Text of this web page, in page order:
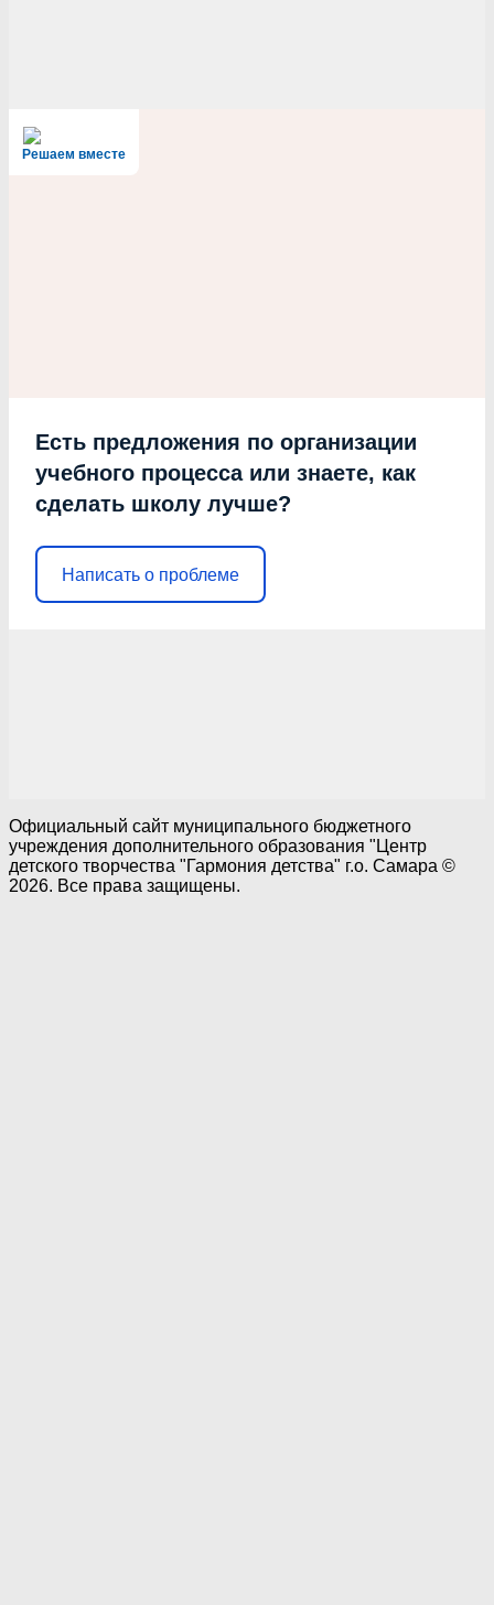
Решаем вместе
Есть предложения по организации
учебного процесса или знаете, как
сделать школу лучше?
Написать о проблеме
Официальный сайт муниципального бюджетного
учреждения дополнительного образования "Центр
детского творчества "Гармония детства" г.о. Самара ©
2026. Все права защищены.